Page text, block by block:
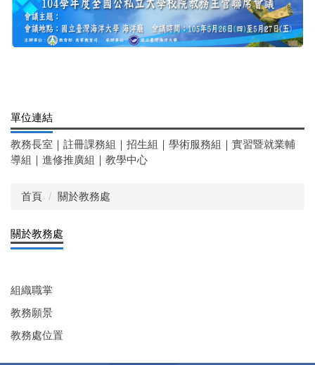
單位連結
教務長室 ｜ 註冊課務組 ｜ 招生組 ｜ 學術服務組 ｜ 實習暨就業輔
導組 ｜ 進修推廣組 ｜ 教學中心
首頁 關於教務處
關於教務處
組織職掌
教務願景
教務處位置